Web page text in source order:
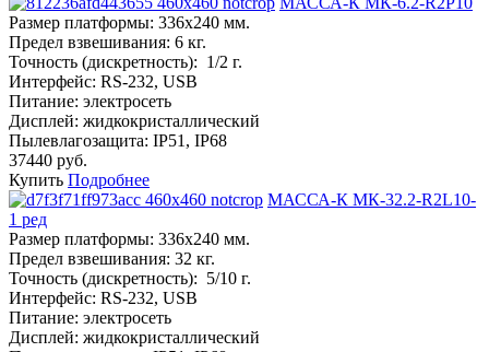
Размер платформы: 336х240 мм.
Предел взвешивания: 6 кг.
Точность (дискретность): 1/2 г.
Интерфейс: RS-232, USB
Питание: электросеть
Дисплей: жидкокристаллический
Пылевлагозащита: IP51, IP68
37440 руб.
Купить Подробнее
МАССА-К МК-32.2-R2L10-
1 ред
Размер платформы: 336х240 мм.
Предел взвешивания: 32 кг.
Точность (дискретность): 5/10 г.
Интерфейс: RS-232, USB
Питание: электросеть
Дисплей: жидкокристаллический